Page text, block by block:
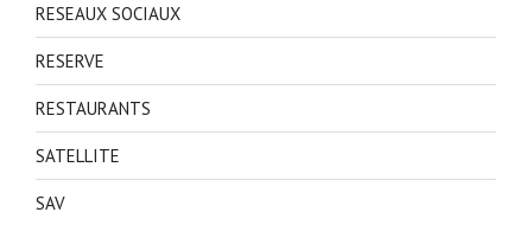
RESEAUX SOCIAUX
RESERVE
RESTAURANTS
SATELLITE
SAV